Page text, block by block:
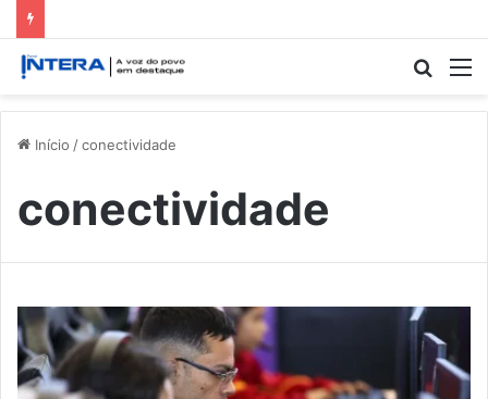
Início /conectividade
conectividade